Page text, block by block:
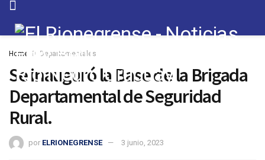
Home Departamentales
Se inauguró la Base de la Brigada
Departamental de Seguridad
Rural.
por ELRIONEGRENSE 3 junio, 2023